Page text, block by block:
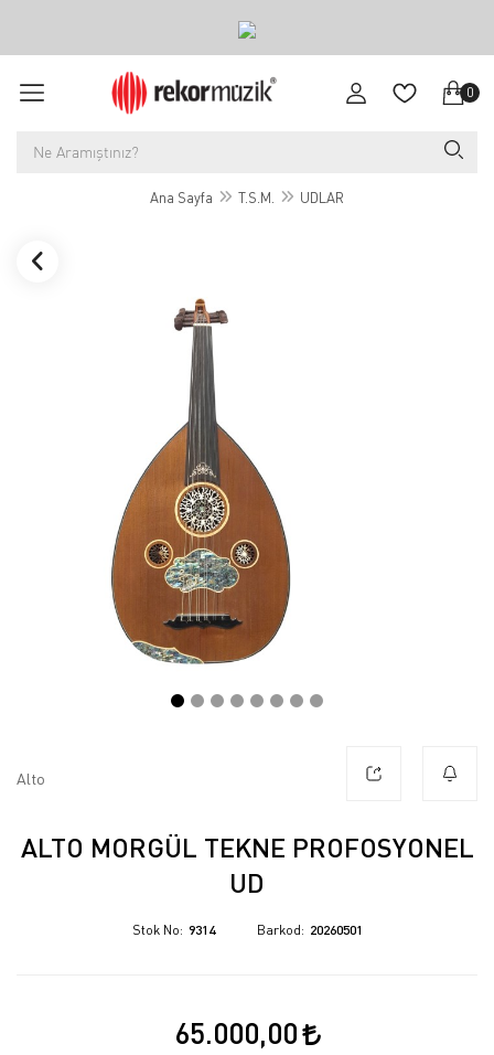
0
Ana Sayfa T.S.M. UDLAR
Alto
ALTO MORGÜL TEKNE PROFOSYONEL
UD
Stok No 9314 Barkod 20260501
65.000,00